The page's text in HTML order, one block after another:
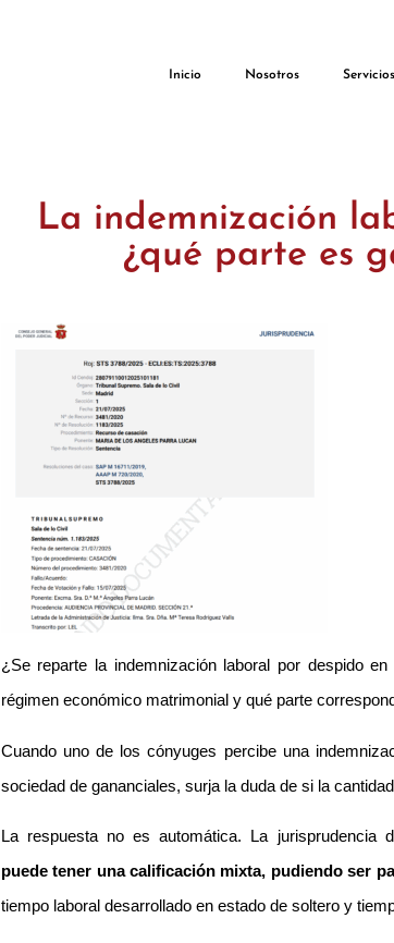
Inicio Nosotros Servicios
La indemnización
¿qué parte es
¿Se reparte la indemnización laboral por despido
régimen económico matrimonial y qué parte
Cuando uno de los cónyuges percibe una
sociedad de gananciales, surja la duda de si la
La respuesta no es automática. La jurisprudencia
puede tener una calificación mixta, pudiendo ser
tiempo laboral desarrollado en estado de soltero y